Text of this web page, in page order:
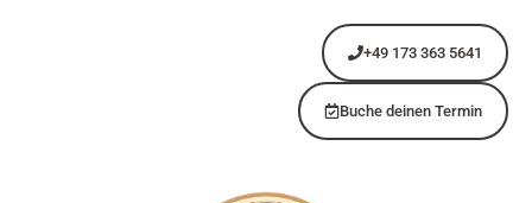
+49 173 363 5641
Buche deinen Termin